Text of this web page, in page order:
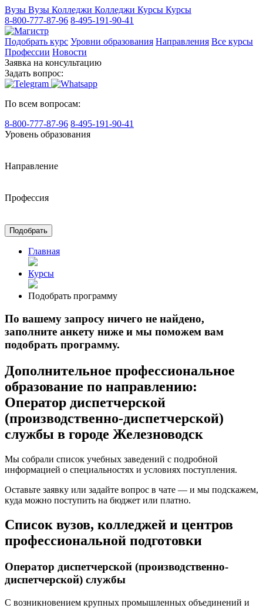
Вузы Вузы Колледжи Колледжи Курсы Курсы
8-800-777-87-96 8-495-191-90-41
Подобрать курс Уровни образования Направления Все курсы
Профессии Новости
Заявка на консультацию
Задать вопрос:
По всем вопросам:
8-800-777-87-96 8-495-191-90-41
Уровень образования
Направление
Профессия
Подобрать
Главная
Курсы
Подобрать программу
По вашему запросу ничего не найдено,
заполните анкету ниже и мы поможем вам
подобрать программу.
Дополнительное профессиональное
образование по направлению:
Оператор диспетчерской
(производственно-диспетчерской)
службы в городе Железноводск
Мы собрали список учебных заведений с подробной
информацией о специальностях и условиях поступления.
Оставьте заявку или задайте вопрос в чате — и мы подскажем,
куда можно поступить на бюджет или платно.
Список вузов, колледжей и центров
профессиональной подготовки
Оператор диспетчерской (производственно-
диспетчерской) службы
С возникновением крупных промышленных объединений и